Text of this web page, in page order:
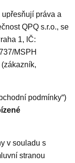
práva a
QPQ s.r.o., se
1, IČ:
MSPH
podmínky“)
v souladu s
stranou